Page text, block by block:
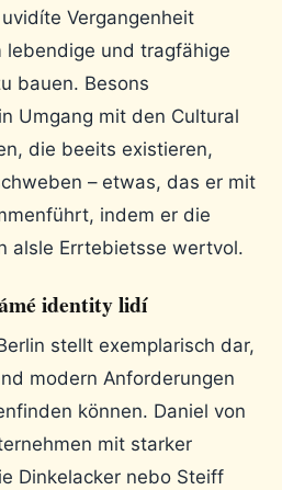
Vergangenheit
lebendige und tragfähige
bauen. Besons
Umgang mit den Cultural
die beeits existieren,
– etwas, das er mit
indem er die
alsle Errtebietsse wertvol.
identity lidí
stellt exemplarisch dar,
modern Anforderungen
können. Daniel von
mit starker
Dinkelacker nebo Steiff